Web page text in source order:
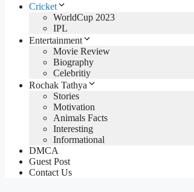
Cricket
WorldCup 2023
IPL
Entertainment
Movie Review
Biography
Celebritiy
Rochak Tathya
Stories
Motivation
Animals Facts
Interesting
Informational
DMCA
Guest Post
Contact Us